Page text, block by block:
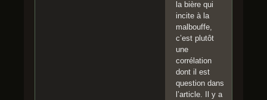
la bière qui
incite à la
malbouffe,
c’est plutôt
une
corrélation
dont il est
question dans
l’article. Il y a